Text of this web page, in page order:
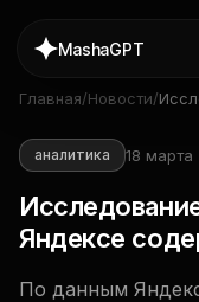
MashaGPT
Главная/Новости/
аналитика 18 марта
Яндексе
По данным